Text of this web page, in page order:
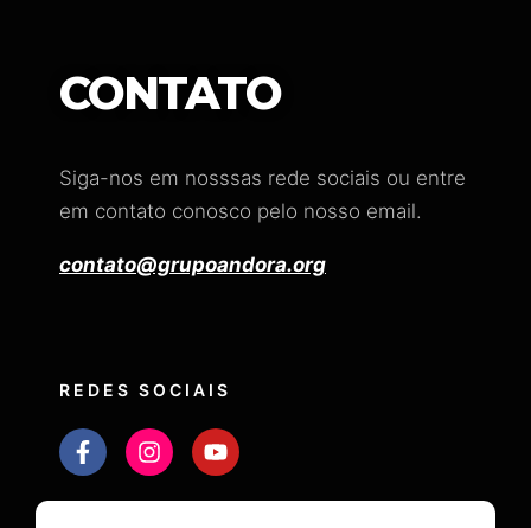
CONTATO
Siga-nos em nosssas rede sociais ou entre
em contato conosco pelo nosso email.
contato@grupoandora.org
REDES SOCIAIS